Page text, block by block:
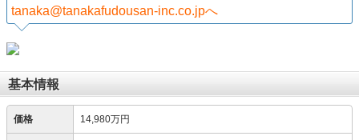
tanaka@tanakafudousan-inc.co.jpへ
基本情報
価格 14,980万円